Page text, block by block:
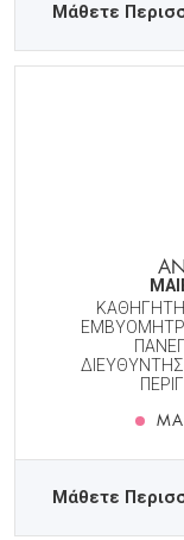
Μάθετε
Μάθετε